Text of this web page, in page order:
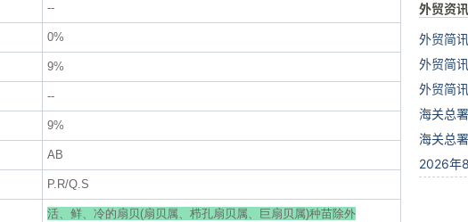
--
0%
9%
--
9%
AB
P.R/Q.S
活、鲜、冷的扇贝(扇贝属、栉孔扇贝属、巨扇贝属)种苗除外
外贸资讯